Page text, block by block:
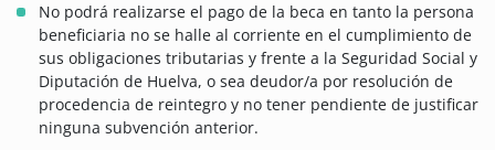
No podrá realizarse el pago de la beca en tanto la persona
beneficiaria no se halle al corriente en el cumplimiento de
sus obligaciones tributarias y frente a la Seguridad Social y
Diputación de Huelva, o sea deudor/a por resolución de
procedencia de reintegro y no tener pendiente de justificar
ninguna subvención anterior.